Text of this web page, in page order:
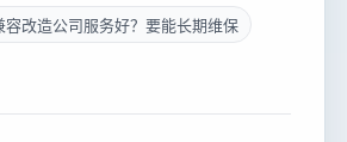
容改造公司服务好？要能长期维保